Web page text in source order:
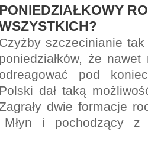
PONIEDZIAŁKOWY
Czyżby szczecinianie
poniedziałków, że
odreagować pod
Polski dał taką
dwie formacje
Młyn i pochodzący z